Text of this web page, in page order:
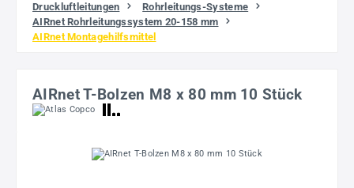
Druckluftleitungen
Rohrleitungs-Systeme
AIRnet Rohrleitungssystem 20-158 mm
AIRnet Montagehilfsmittel
AIRnet T-Bolzen M8 x 80 mm 10 Stück
Bildergalerie überspringen